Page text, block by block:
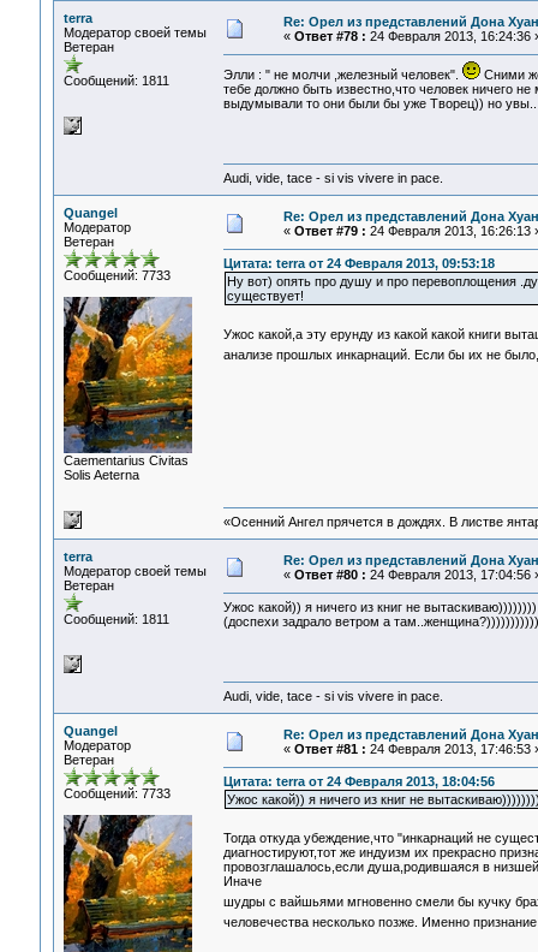
terra
Модератор своей темы
Ветеран
Сообщений: 1811
Re: Орел из представлений Дона
« Ответ #78 : 24 Февраля 2013, 16:24:36
Элли : " не молчи ,железный человек".
Сними
тебе должно быть известно,что человек ничего
выдумывали то они были бы уже Творец)) но
Audi, vide, tace - si vis vivere in pace.
Quangel
Модератор
Ветеран
Сообщений: 7733
Сaementarius Civitas
Solis Aeterna
Re: Орел из представлений Дона
« Ответ #79 : 24 Февраля 2013, 16:26:13
Цитата: terra от 24 Февраля 2013, 09:53:18
Ну вот) опять про душу и про перевоплощения
существует!
Ужос какой,а эту ерунду из какой какой книги
анализе прошлых инкарнаций. Если бы их не
«Осенний Ангел прячется в дождях. В листве
terra
Модератор своей темы
Ветеран
Сообщений: 1811
Re: Орел из представлений Дона
« Ответ #80 : 24 Февраля 2013, 17:04:56
Ужос какой)) я ничего из книг не
(доспехи задрало ветром а
Audi, vide, tace - si vis vivere in pace.
Quangel
Модератор
Ветеран
Сообщений: 7733
Re: Орел из представлений Дона
« Ответ #81 : 24 Февраля 2013, 17:46:53
Цитата: terra от 24 Февраля 2013, 18:04:56
Ужос какой)) я ничего из книг не
Тогда откуда убеждение,что "инкарнаций не
диагностируют,тот же индуизм их прекрасно
провозглашалось,если душа,родившаяся в
Иначе
шудры с вайшьями мгновенно смели бы кучку
человечества несколько позже. Именно